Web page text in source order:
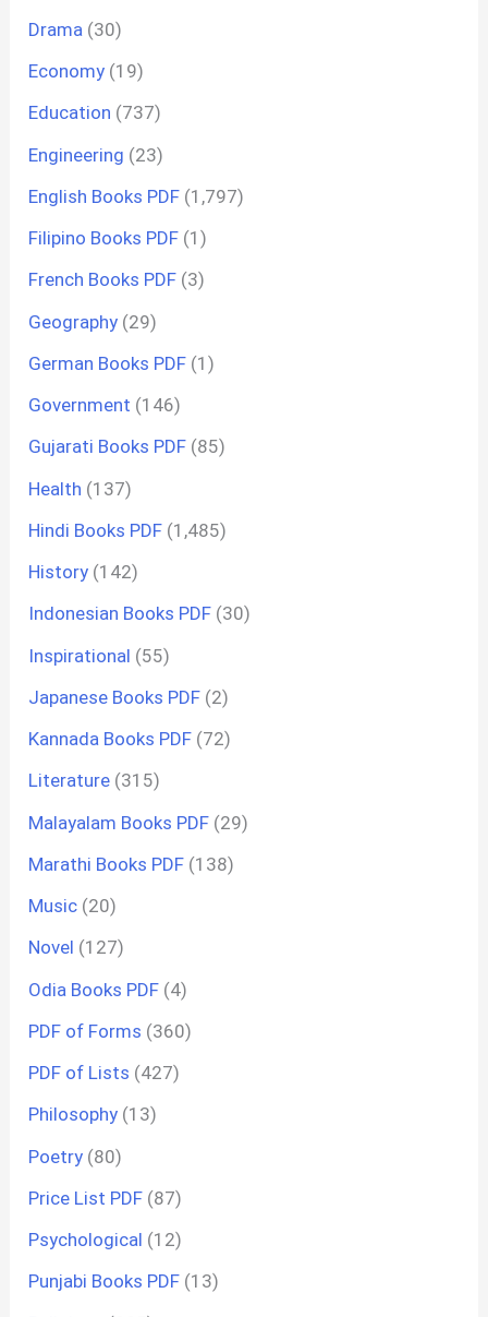
Drama (30)
Economy (19)
Education (737)
Engineering (23)
English Books PDF (1,797)
Filipino Books PDF (1)
French Books PDF (3)
Geography (29)
German Books PDF (1)
Government (146)
Gujarati Books PDF (85)
Health (137)
Hindi Books PDF (1,485)
History (142)
Indonesian Books PDF (30)
Inspirational (55)
Japanese Books PDF (2)
Kannada Books PDF (72)
Literature (315)
Malayalam Books PDF (29)
Marathi Books PDF (138)
Music (20)
Novel (127)
Odia Books PDF (4)
PDF of Forms (360)
PDF of Lists (427)
Philosophy (13)
Poetry (80)
Price List PDF (87)
Psychological (12)
Punjabi Books PDF (13)